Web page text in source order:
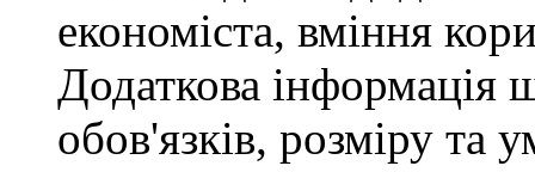
економіста, вміння
Додаткова інформація
обов'язків, розміру та